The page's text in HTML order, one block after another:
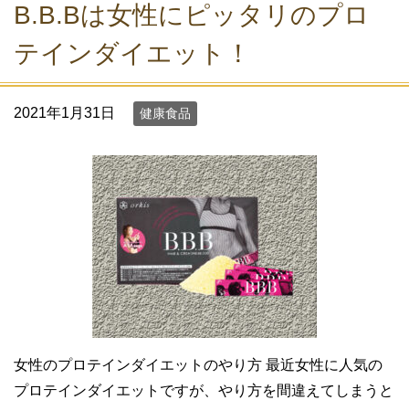
B.B.Bは女性にピッタリのプロ
テインダイエット！
2021年1月31日 健康食品
女性のプロテインダイエットのやり方 最近女性に人気の
プロテインダイエットですが、やり方を間違えてしまうと